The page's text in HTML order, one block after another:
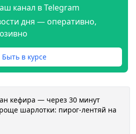
канал в Telegram
дня — оперативно,
Быть в курсе
кефира — через 30 минут
шарлотки: пирог-лентяй на